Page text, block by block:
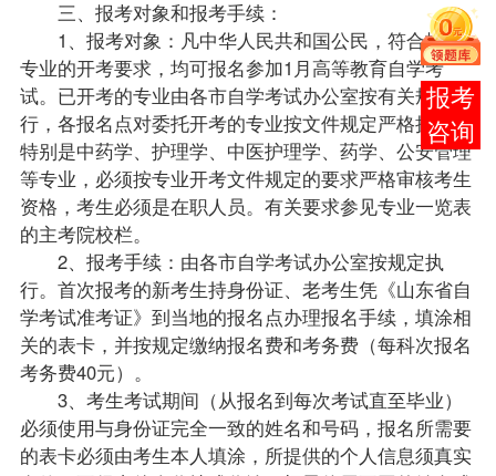
三、 报考对象和报考手续：
1、报考对象：凡中华人民共和国公民，符合报考
专业的开考要求，均可报名参加1月高等教育自学考
试。已开考的专业由各市自学考试办公室按有关规定执
行，各报名点对委托开考的专业按文件规定严格执行。
特别是中药学、护理学、中医护理学、药学、公安管理
等专业，必须按专业开考文件规定的要求严格审核考生
资格，考生必须是在职人员。有关要求参见专业一览表
的主考院校栏。
2、报考手续：由各市自学考试办公室按规定执
行。首次报考的新考生持身份证、老考生凭《山东省自
学考试准考证》到当地的报名点办理报名手续，填涂相
关的表卡，并按规定缴纳报名费和考务费（每科次报名
考务费40元）。
3、考生考试期间（从报名到每次考试直至毕业）
必须使用与身份证完全一致的姓名和号码，报名所需要
的表卡必须由考生本人填涂，所提供的个人信息须真实
在线
客服